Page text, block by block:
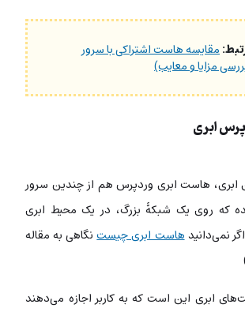
مقایسه هاست اشتراکی با سرور
مزایا و معایب)
هاست ابری وردپرس هم از چندین سرور
که روی یک شبکۀ بزرگ، در یک محیط ابری
نمی‌دانیدهاست ابری چیستنگاهی به مقاله
ابری این است که به کاربر اجازه می‌دهند